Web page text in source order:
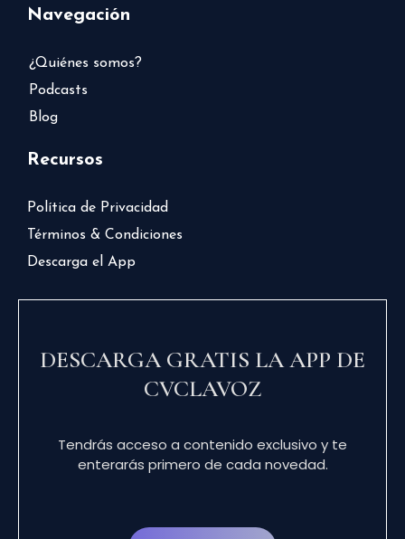
Navegación
¿Quiénes somos?
Podcasts
Blog
Recursos
Política de Privacidad
Términos & Condiciones
Descarga el App
DESCARGA GRATIS LA APP DE
CVCLAVOZ
Tendrás acceso a contenido exclusivo y te
enterarás primero de cada novedad.